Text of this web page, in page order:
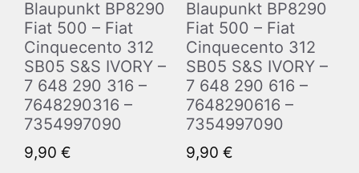
Blaupunkt BP8290
Fiat 500 – Fiat
Cinquecento 312
SB05 S&S IVORY –
7 648 290 316 –
7648290316 –
7354997090
9,90 €
Blaupunkt BP8290
Fiat 500 – Fiat
Cinquecento 312
SB05 S&S IVORY –
7 648 290 616 –
7648290616 –
7354997090
9,90 €